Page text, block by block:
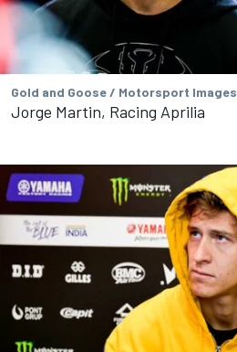
Gold and Goose / Motorsport Images
Jorge Martin, Racing Aprilia